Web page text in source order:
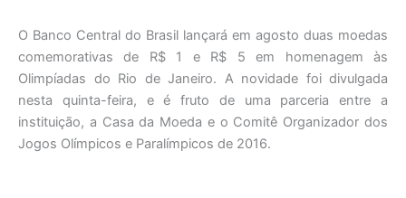
O Banco Central do Brasil lançará em agosto duas moedas
comemorativas de R$ 1 e R$ 5 em homenagem às
Olimpíadas do Rio de Janeiro. A novidade foi divulgada
nesta quinta-feira, e é fruto de uma parceria entre a
instituição, a Casa da Moeda e o Comitê Organizador dos
Jogos Olímpicos e Paralímpicos de 2016.